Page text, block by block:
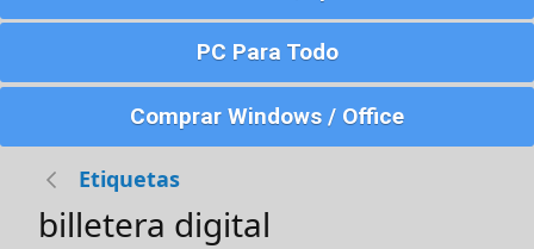
PC Para Todo
Comprar Windows / Office
Etiquetas
billetera digital